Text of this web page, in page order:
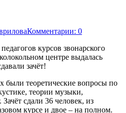
Комментарии: 0
курсов звонарского
центре выдалась
зачёт!
были теоретические вопросы по
теории музыки,
сдали 36 человек, из
курсе и двое – на полном.